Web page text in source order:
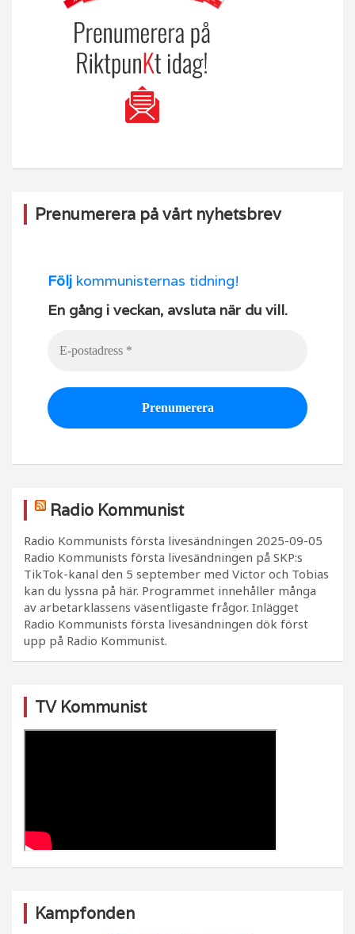
Prenumerera på vårt nyhetsbrev
Följ kommunisternas tidning!
En gång i veckan, avsluta när du vill.
Radio Kommunist
Radio Kommunists första livesändningen 2025-09-05
Radio Kommunists första livesändningen på SKP:s
TikTok-kanal den 5 september med Victor och Tobias
kan du lyssna på här. Programmet innehåller många
av arbetarklassens väsentligaste frågor. Inlägget
Radio Kommunists första livesändningen dök först
upp på Radio Kommunist.
TV Kommunist
Kampfonden